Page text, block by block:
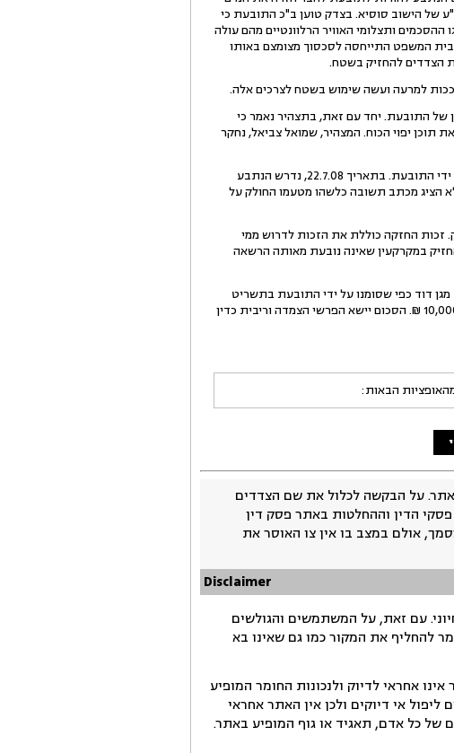
שהחווה אינה בשטח התב"ע של הישוב סוסיא. בצדק טוען ב"כ התובעת כי
ותצלומי האוויר הרלוונטיים מהם עולה
המשפט התייחסה לסכסוך מצומצם באותו
הצדדים להחזיק בשטח.
של התובעת. יחד עם זאת, בתצהיר נאמר כי
תוכן יפוי הכוח. המצהיר, שמואל צביאל, נחקר
16.אין מחלוקת כי בעבר, ניתנה הרשאה כלשהי לנתבע להחזיק בחלק מהשטח, אולם הרשאה זו בוטלה על ידי התובעת. בתאריך 22.7.08, נדרש הנתבע
הציג מכתב תשובה כלשהו מטעמו החולק על
זכות החזקה כוללת את הזכות לדרוש ממי
במקרקעין שאינה נובעת מאותה הרשאה
עד ליום 1.7.11 את המקרקעין המכונים חוות מגן דוד כפי שסומנו על ידי התובעת בתשריט
שצורף לכתב התביעה כנספח ב', בצבע צהוב. אני מחייב את הנתבע בהוצאות התובעת בסכום כולל של 10,000 ₪. הסכום יישא הפרשי הצמדה וריבית כדין
הבאות:
על הבקשה לכלול את שם הצדדים
הדין וההחלטות באתר פסק דין
אולם במצב בו אין צו האוסר את
Disclaimer
עם זאת, על המשתמשים והגולשים
להחליף את המקור כמו גם שאינו בא
אחראי לדיוק ולנכונות החומר המופיע
אי דיוקים ולכן אין האתר אחראי
כל אדם, תאגיד או גוף המופיע באתר.